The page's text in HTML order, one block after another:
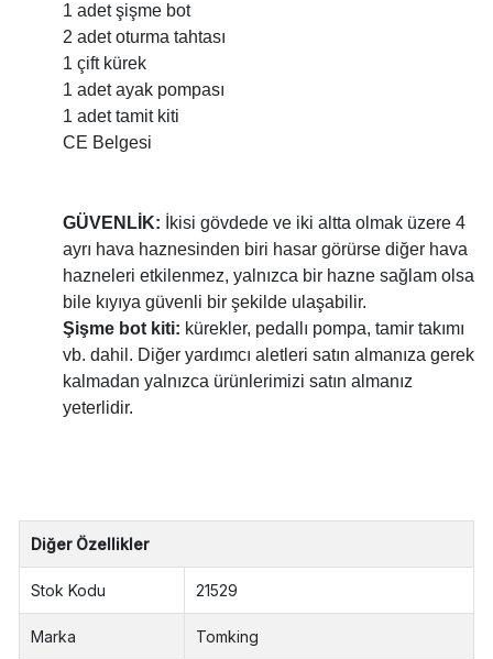
1 adet şişme bot
2 adet oturma tahtası
1 çift kürek
1 adet ayak pompası
1 adet tamit kiti
CE Belgesi
GÜVENLİK: İkisi gövdede ve iki altta olmak üzere 4
ayrı hava haznesinden biri hasar görürse diğer hava
hazneleri etkilenmez, yalnızca bir hazne sağlam olsa
bile kıyıya güvenli bir şekilde ulaşabilir.
Şişme bot kiti: kürekler, pedallı pompa, tamir takımı
vb. dahil. Diğer yardımcı aletleri satın almanıza gerek
kalmadan yalnızca ürünlerimizi satın almanız
yeterlidir.
Diğer Özellikler
Stok Kodu 21529
Marka Tomking